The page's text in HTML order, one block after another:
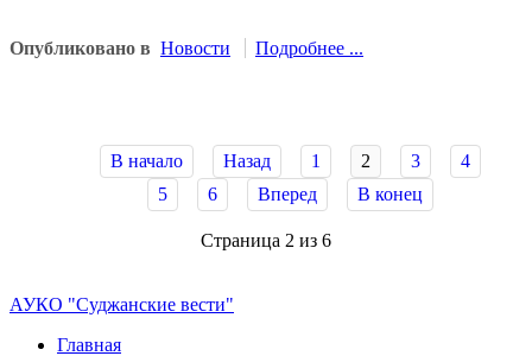
Опубликовано в Новости Подробнее ...
В начало Назад 1 2 3
4
5
6 Вперед В конец
Страница 2 из 6
АУКО "Суджанские вести"
Главная